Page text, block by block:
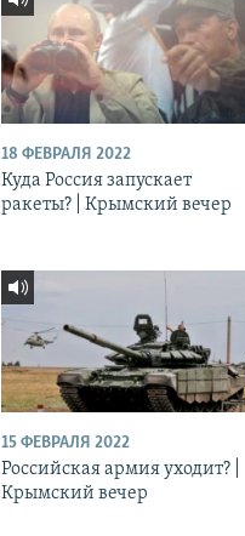
18 ФЕВРАЛЯ 2022
Куда Россия запускает
ракеты? | Крымский вечер
15 ФЕВРАЛЯ 2022
Российская армия уходит? |
Крымский вечер